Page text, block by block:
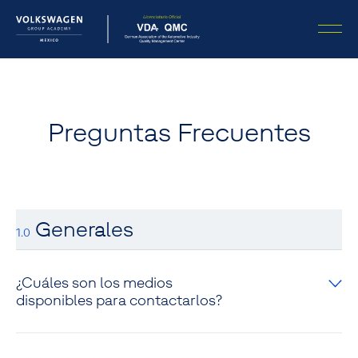
Preguntas Frecuentes
1.0 Generales
¿Cuáles son los medios
disponibles para contactarlos?